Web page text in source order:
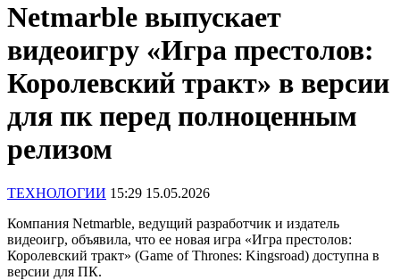
Netmarble выпускает
видеоигру «Игра престолов:
Королевский тракт» в версии
для пк перед полноценным
релизом
ТЕХНОЛОГИИ 15:29 15.05.2026
Компания Netmarble, ведущий разработчик и издатель
видеоигр, объявила, что ее новая игра «Игра престолов:
Королевский тракт» (Game of Thrones: Kingsroad) доступна в
версии для ПК.